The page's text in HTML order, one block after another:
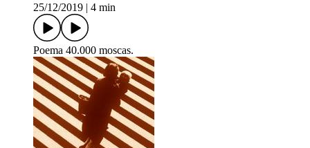
25/12/2019
4 min
Poema 40.000 moscas.